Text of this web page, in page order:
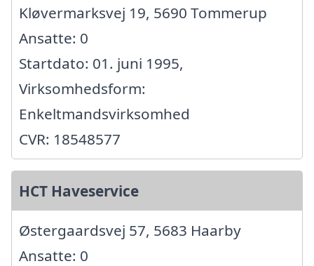
Kløvermarksvej 19, 5690 Tommerup
Ansatte: 0
Startdato: 01. juni 1995,
Virksomhedsform:
Enkeltmandsvirksomhed
CVR: 18548577
HCT Haveservice
Østergaardsvej 57, 5683 Haarby
Ansatte: 0